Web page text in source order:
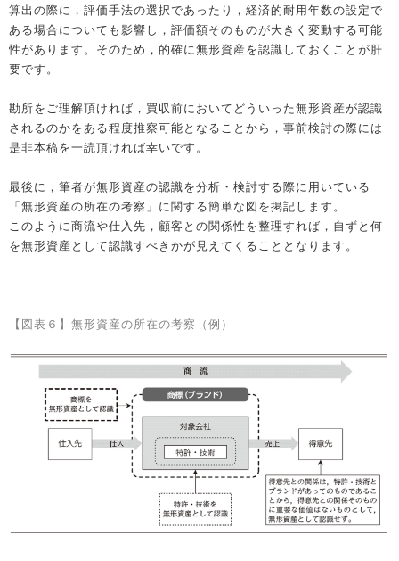
算出の際に，評価手法の選択であったり，経済的耐用年数の設定で
ある場合についても影響し，評価額そのものが大きく変動する可能
性があります。そのため，的確に無形資産を認識しておくことが肝
要です。
勘所をご理解頂ければ，買収前においてどういった無形資産が認識
されるのかをある程度推察可能となることから，事前検討の際には
是非本稿を一読頂ければ幸いです。
最後に，筆者が無形資産の認識を分析・検討する際に用いている
「無形資産の所在の考察」に関する簡単な図を掲記します。
このように商流や仕入先，顧客との関係性を整理すれば，自ずと何
を無形資産として認識すべきかが見えてくることとなります。
【図表６】無形資産の所在の考察（例）